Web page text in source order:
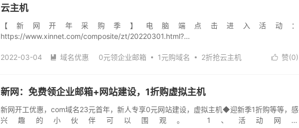
云主机
【新网开年采购季】电脑端点击进入活动：
https://www.xinnet.com/composite/zt/20220301.html?
 赞(0)
2022-03-04  域名优惠 0元领企业邮箱 1元购域名
2折抢云主机
新网：免费领企业邮箱+网站建设，1折购虚拟主机
新网开工优惠，com域名23元首年，新人专享0元网站建设，虚拟主机◆迎新季1折购等等，感
兴趣的小伙伴可以围观。 1、活动网址